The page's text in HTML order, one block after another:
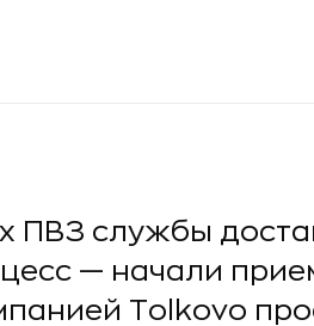
ПВЗ службы
— начали
Tolkovo